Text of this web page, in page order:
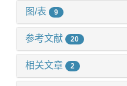
图/表 9
参考文献 20
相关文章 2